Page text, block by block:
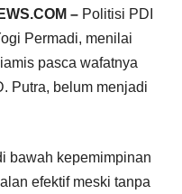
– Politisi PDI
Permadi, menilai
pasca wafatnya
Putra, belum menjadi
bawah kepemimpinan
efektif meski tanpa